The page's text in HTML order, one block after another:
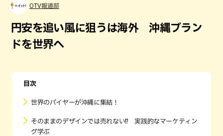
OTV報道部
円安を追い風に狙うは海外 沖縄ブラン
ドを世界へ
目次
世界のバイヤーが沖縄に集結！
そのままのデザインでは売れない⁉️ 実践的なマーケティン
グ学ぶ